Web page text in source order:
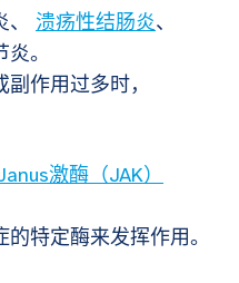
溃疡性结肠炎、
。
作用过多时，
激酶（JAK）
特定酶来发挥作用。